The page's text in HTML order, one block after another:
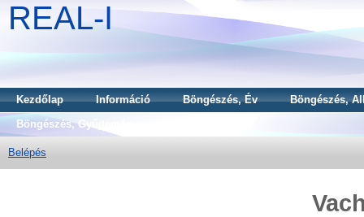
REAL-I
Kezdőlap Információ Böngészés, Év
Böngészés,
Böngészés, Gyűjtemény
Belépés